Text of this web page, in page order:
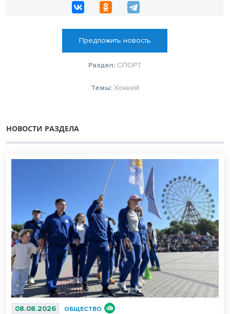
Предложить новость
Раздел: СПОРТ
Темы: Хоккей
НОВОСТИ РАЗДЕЛА
08.08.2026 ОБЩЕСТВО